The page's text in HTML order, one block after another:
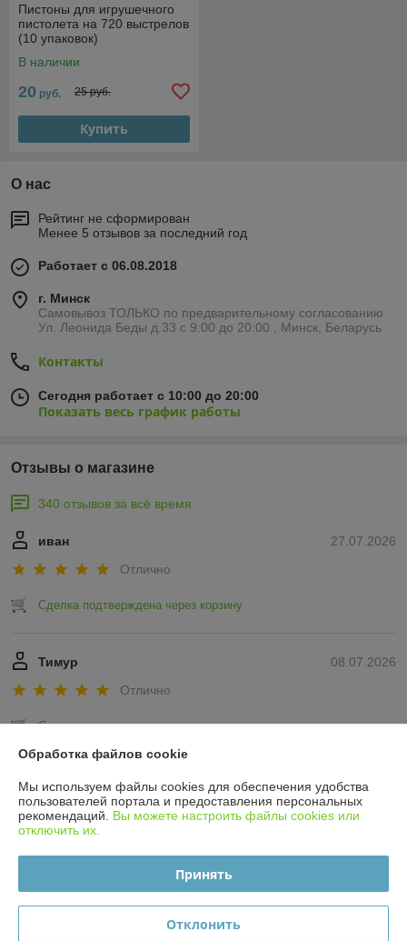
Пистоны для игрушечного
пистолета на 720 выстрелов
(10 упаковок)
В наличии
20 руб. 25 руб.
Купить
О нас
Рейтинг не сформирован
Менее 5 отзывов за последний год
Работает с 06.08.2018
г. Минск
Самовывоз ТОЛЬКО по предварительному согласованию
Ул. Леонида Беды д.33 с 9:00 до 20:00 , Минск, Беларусь
Контакты
Сегодня работает с 10:00 до 20:00
Показать весь график работы
Отзывы о магазине
340 отзывов за всё время
27.07.2026
иван
Отлично
Сделка подтверждена через корзину
08.07.2026
Тимур
Отлично
Сделка подтверждена через корзину
О нас
Обработка файлов cookie
Мы используем файлы cookies для обеспечения удобства
пользователей портала и предоставления персональных
рекомендаций. Вы можете настроить файлы cookies или
отключить их.
Принять
Отклонить